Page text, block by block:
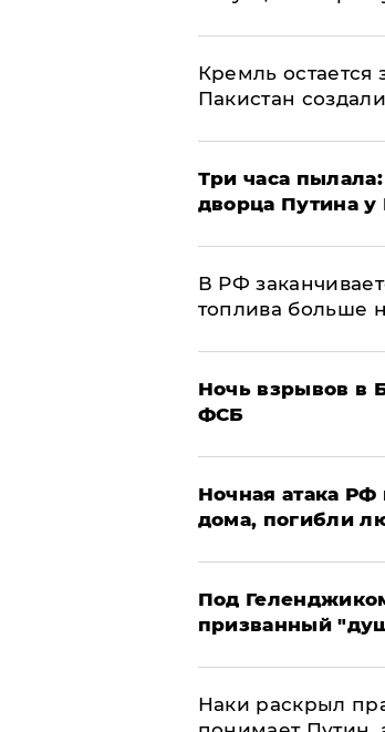
​Кремль остается
Пакистан
Три часа
дворца Путина у
​В РФ
топлива больше
​Ночь взрывов в
ФСБ
​Ночная атака
дома, погибли
Под
призванный
Наки раскрыл